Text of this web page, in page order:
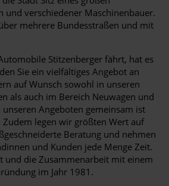
und verschiedener Maschinenbauer.
mehrere Bundesstraßen und mit
Stitzenberger fährt, hat es
Sie ein vielfältiges Angebot an
auf Wunsch sowohl in unseren
als auch im Bereich Neuwagen und
unseren Angeboten gemeinsam ist
Zudem legen wir größten Wert auf
Beratung und nehmen
und Kunden jede Menge Zeit.
und die Zusammenarbeit mit einem
im Jahr 1981.